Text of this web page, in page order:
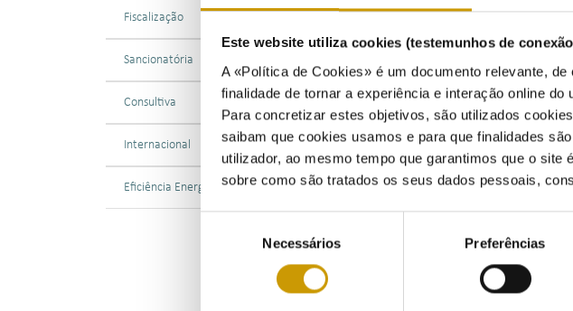
Este website utiliza cookies (testemunhos de
A «Política de Cookies» é um documento relevante,
finalidade de tornar a experiência e interação online
Para concretizar estes objetivos, são utilizados
saibam que cookies usamos e para que finalidades
utilizador, ao mesmo tempo que garantimos que o
sobre como são tratados os seus dados pessoais,
consentimento
Necessários Preferências
Fiscalização
Sancionatória
Consultiva
Internacional
Eficiência Energética
previsto no Decreto-Lei n.º 156/
obrigatoriedade da existência e
serviços que tenham contacto
2024 proceder à abertura do
Nos termos do disposto na alínea
competente para proceder à
dos respetivos processos de
Neste enquadramento, após
artigo 47.º do Decreto-Lei n.º 9/
Em face do exposto, o processo